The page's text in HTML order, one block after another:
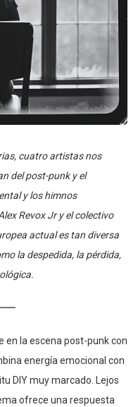
cuatro artistas nos
del post-punk y el
y los himnos
Revox Jr y el colectivo
actual es tan diversa
la despedida, la pérdida,
en la escena post-punk con
energía emocional con
DIY muy marcado. Lejos
ofrece una respuesta